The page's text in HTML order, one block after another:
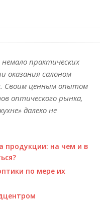
практических
оказания салоном
Своим ценным опытом
оптического рынка,
далеко не
продукции: на чем и в
по мере их